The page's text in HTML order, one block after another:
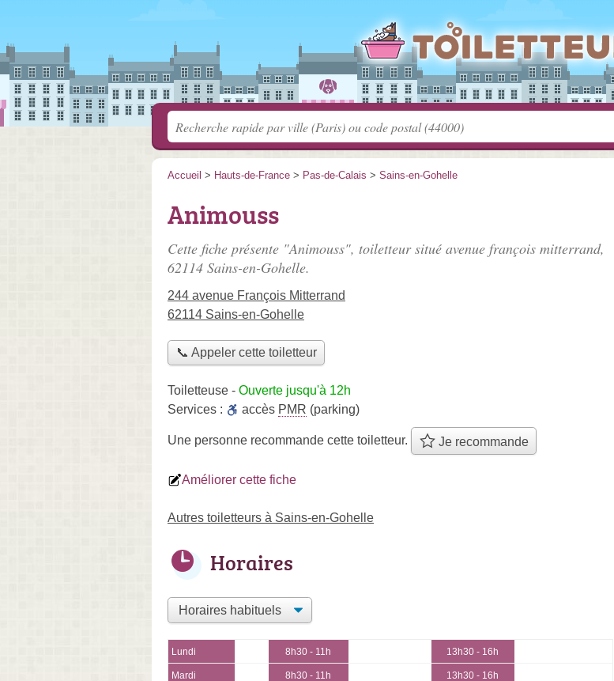
Accueil > Hauts-de-France > Pas-de-Calais > Sains-en-Gohelle
Animouss
Cette fiche présente "Animouss", toiletteur situé avenue françois mitterrand,
62114 Sains-en-Gohelle.
244 avenue François Mitterrand
62114 Sains-en-Gohelle
📞 Appeler cette toiletteur
Toiletteuse - Ouverte jusqu'à 12h
Services :
accès PMR (parking)
Une personne recommande cette toiletteur. Je recommande
Améliorer cette fiche
Autres toiletteurs à Sains-en-Gohelle
Horaires
Lundi 8h30 - 11h 13h30 - 16h
Mardi 8h30 - 11h 13h30 - 16h